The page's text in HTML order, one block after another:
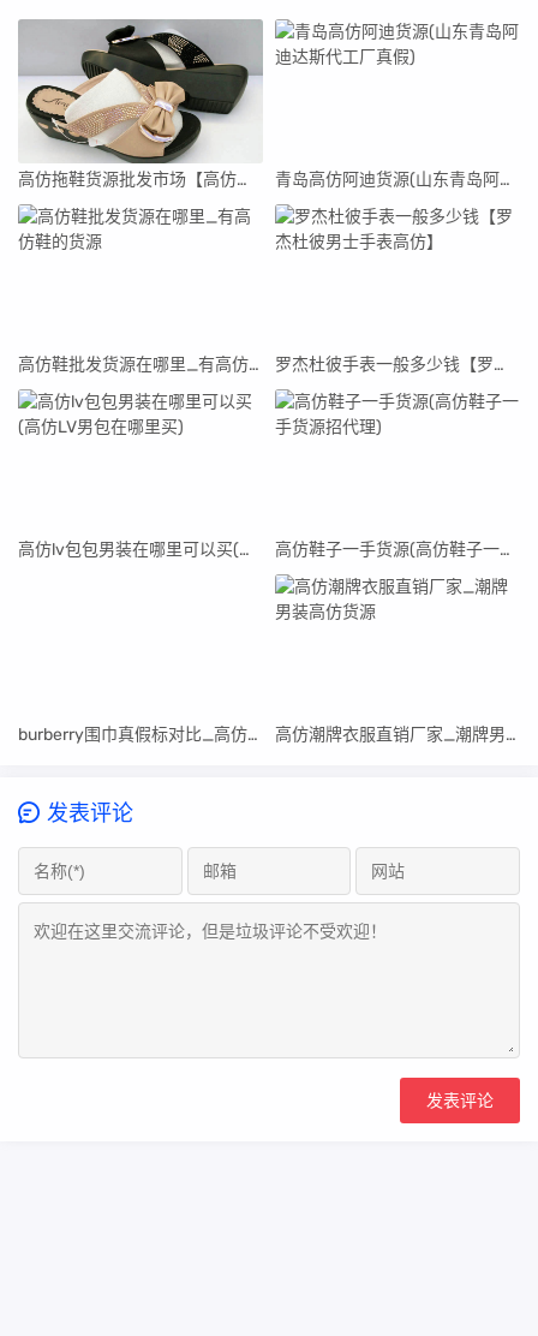
高仿拖鞋货源批发市场【高仿拖鞋货源批发市场在哪里】 青岛高仿阿迪货源(山东青岛阿迪达斯代工厂真假)
高仿鞋批发货源在哪里_有高仿鞋的货源 罗杰杜彼手表一般多少钱【罗杰杜彼男士手表高仿】
高仿lv包包男装在哪里可以买(高仿LV男包在哪里买) 高仿鞋子一手货源(高仿鞋子一手货源招代理)
burberry围巾真假标对比_高仿burberry围巾 高仿潮牌衣服直销厂家_潮牌男装高仿货源
发表评论